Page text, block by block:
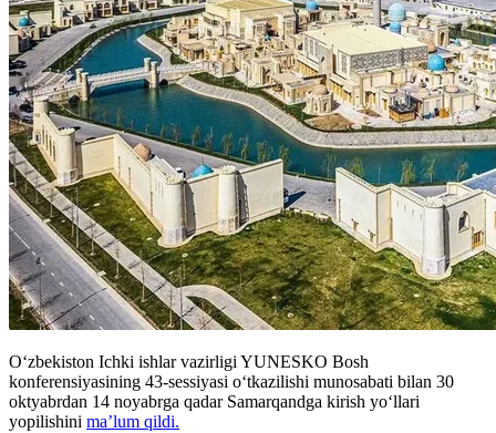
O‘zbekiston Ichki ishlar vazirligi YUNESKO Bosh
konferensiyasining 43-sessiyasi o‘tkazilishi munosabati bilan 30
oktyabrdan 14 noyabrga qadar Samarqandga kirish yo‘llari
yopilishini ma’lum qildi.